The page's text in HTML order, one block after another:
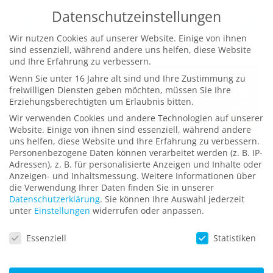
springen
Virtual-Reality-Simulation „Moon Jump“
Eine Mitmachstation für die Ausstellung „Up to
Space“ im Science Center Universum® Bremen
Datenschutzeinstellungen
Wir nutzen Cookies auf unserer Website. Einige von ihnen
sind essenziell, während andere uns helfen, diese Website
und Ihre Erfahrung zu verbessern.
Wenn Sie unter 16 Jahre alt sind und Ihre Zustimmung zu
freiwilligen Diensten geben möchten, müssen Sie Ihre
Erziehungsberechtigten um Erlaubnis bitten.
Wir verwenden Cookies und andere Technologien auf unserer
Website. Einige von ihnen sind essenziell, während andere
uns helfen, diese Website und Ihre Erfahrung zu verbessern.
Personenbezogene Daten können verarbeitet werden (z. B. IP-
Adressen), z. B. für personalisierte Anzeigen und Inhalte oder
Anzeigen- und Inhaltsmessung. Weitere Informationen über
die Verwendung Ihrer Daten finden Sie in unserer
Datenschutzerklärung. Sie können Ihre Auswahl jederzeit
unter Einstellungen widerrufen oder anpassen.
Datenschutzeinstellungen
Essenziell Statistiken